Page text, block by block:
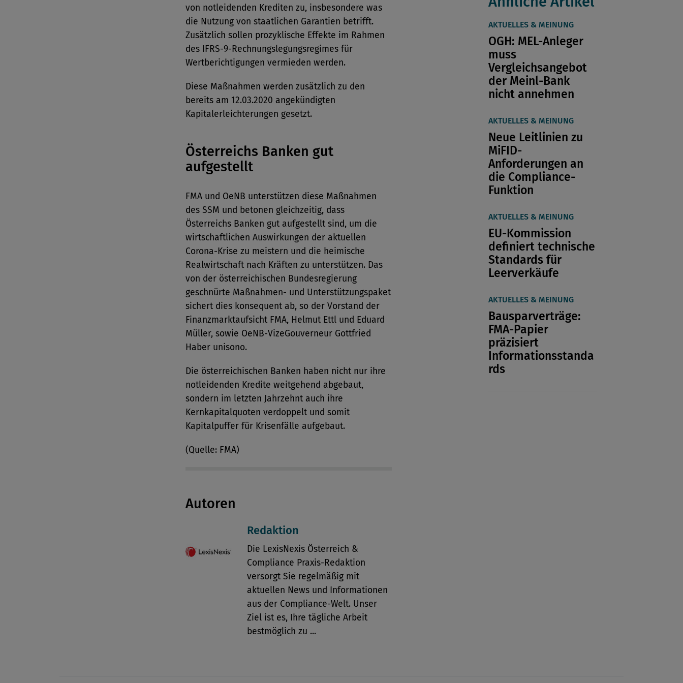
von notleidenden Krediten zu, insbesondere was
die Nutzung von staatlichen Garantien betrifft.
Zusätzlich sollen prozyklische Effekte im Rahmen
des IFRS-9-Rechnungslegungsregimes für
Wertberichtigungen vermieden werden.
Diese Maßnahmen werden zusätzlich zu den
bereits am 12.03.2020 angekündigten
Kapitalerleichterungen gesetzt.
Österreichs Banken gut
aufgestellt
FMA und OeNB unterstützen diese Maßnahmen
des SSM und betonen gleichzeitig, dass
Österreichs Banken gut aufgestellt sind, um die
wirtschaftlichen Auswirkungen der aktuellen
Corona-Krise zu meistern und die heimische
Realwirtschaft nach Kräften zu unterstützen. Das
von der österreichischen Bundesregierung
geschnürte Maßnahmen- und Unterstützungspaket
sichert dies konsequent ab, so der Vorstand der
Finanzmarktaufsicht FMA, Helmut Ettl und Eduard
Müller, sowie OeNB-VizeGouverneur Gottfried
Haber unisono.
Die österreichischen Banken haben nicht nur ihre
notleidenden Kredite weitgehend abgebaut,
sondern im letzten Jahrzehnt auch ihre
Kernkapitalquoten verdoppelt und somit
Kapitalpuffer für Krisenfälle aufgebaut.
(Quelle: FMA)
Autoren
Redaktion
Die LexisNexis Österreich &
Compliance Praxis-Redaktion
versorgt Sie regelmäßig mit
aktuellen News und Informationen
aus der Compliance-Welt. Unser
Ziel ist es, Ihre tägliche Arbeit
bestmöglich zu ...
AKTUELLES & MEINUNG
OGH: MEL-Anleger
muss
Vergleichsangebot
der Meinl-Bank
nicht annehmen
AKTUELLES & MEINUNG
Neue Leitlinien zu
MiFID-
Anforderungen an
die Compliance-
Funktion
AKTUELLES & MEINUNG
EU-Kommission
definiert technische
Standards für
Leerverkäufe
AKTUELLES & MEINUNG
Bausparverträge:
FMA-Papier
präzisiert
Informationsstanda
rds